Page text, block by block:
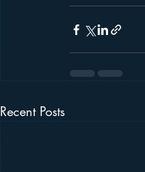
Recent Posts